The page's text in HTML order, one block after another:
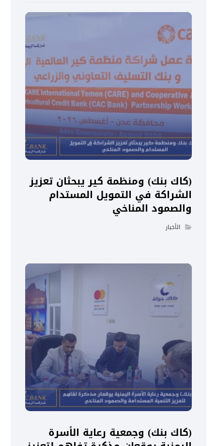
(كاك بنك) ومنظمة كير يبحثان تعزيز
الشراكة في التمويل المستدام
والصمود المناخي
الأخبار
(كاك بنك) وجمعية رعاية الأسرة